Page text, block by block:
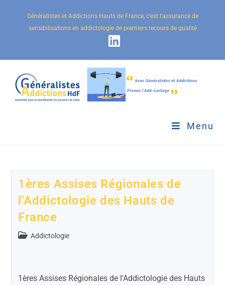
Généralistes et Addictions Hauts de France, c’est l’assurance de
sensibilisations en addictologie de premiers recours de qualité
Menu
1ères Assises Régionales de
l’Addictologie des Hauts de
France
Addictologie
1ères Assises Régionales de l'Addictologie des Hauts